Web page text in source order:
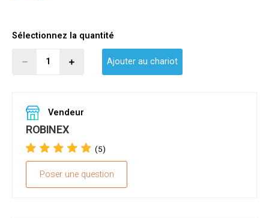
Sélectionnez la quantité
Ajouter au chariot
Vendeur
ROBINEX
(5)
Poser une question